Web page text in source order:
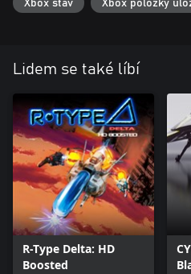
Xbox stav Xbox položky
Lidem se také líbí
R-Type Delta: HD
Boosted